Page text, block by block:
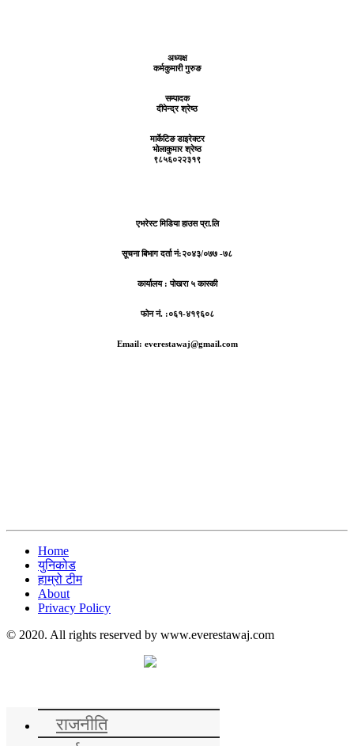
अध्यक्ष
कर्मकुमारी गुरुङ
सम्पादक
दीपेन्द्र श्रेष्ठ
मार्केटिङ डाइरेक्टर
भोलाकुमार श्रेष्ठ
९८५६०२२३१९
एभरेस्ट मिडिया हाउस प्रा.लि
सूचना बिभाग दर्ता नं:२०४३/०७७ -७८
कार्यालय :पोखरा ५ कास्की
फोन नं. :०६१-४१९६०८
Email: everestawaj@gmail.com
Home
युनिकोड
हाम्रो टीम
About
Privacy Policy
© 2020. All rights reserved by www.everestawaj.com
राजनीति